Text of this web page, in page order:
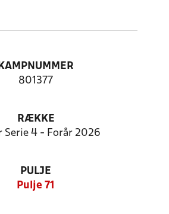
KAMPNUMMER
801377
RÆKKE
Serie 4 - Forår 2026
PULJE
Pulje 71